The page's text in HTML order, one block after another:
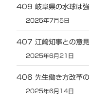
409 岐阜県の水球
2025年7月5日
407 江崎知事との意
2025年6月21日
406 先生働き方改革
2025年6月14日